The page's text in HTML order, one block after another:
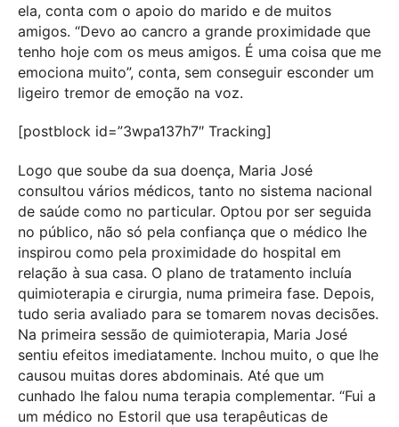
ela, conta com o apoio do marido e de muitos
amigos. “Devo ao cancro a grande proximidade que
tenho hoje com os meus amigos. É uma coisa que me
emociona muito”, conta, sem conseguir esconder um
ligeiro tremor de emoção na voz.
[postblock id=”3wpa137h7″ Tracking]
Logo que soube da sua doença, Maria José
consultou vários médicos, tanto no sistema nacional
de saúde como no particular. Optou por ser seguida
no público, não só pela confiança que o médico lhe
inspirou como pela proximidade do hospital em
relação à sua casa. O plano de tratamento incluía
quimioterapia e cirurgia, numa primeira fase. Depois,
tudo seria avaliado para se tomarem novas decisões.
Na primeira sessão de quimioterapia, Maria José
sentiu efeitos imediatamente. Inchou muito, o que lhe
causou muitas dores abdominais. Até que um
cunhado lhe falou numa terapia complementar. “Fui a
um médico no Estoril que usa terapêuticas de